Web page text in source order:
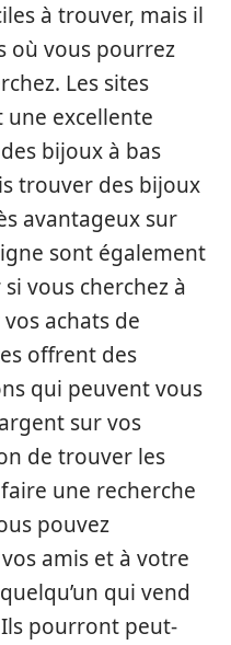
à trouver, mais il
où vous pourrez
Les sites
une excellente
bijoux à bas
trouver des bijoux
avantageux sur
sont également
vous cherchez à
achats de
offrent des
qui peuvent vous
sur vos
de trouver les
une recherche
pouvez
amis et à votre
qui vend
pourront peut-